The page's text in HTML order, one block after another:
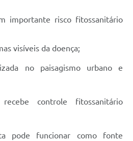
importante risco fitossanitário
visíveis da doença;
no paisagismo urbano e
controle fitossanitário
pode funcionar como fonte